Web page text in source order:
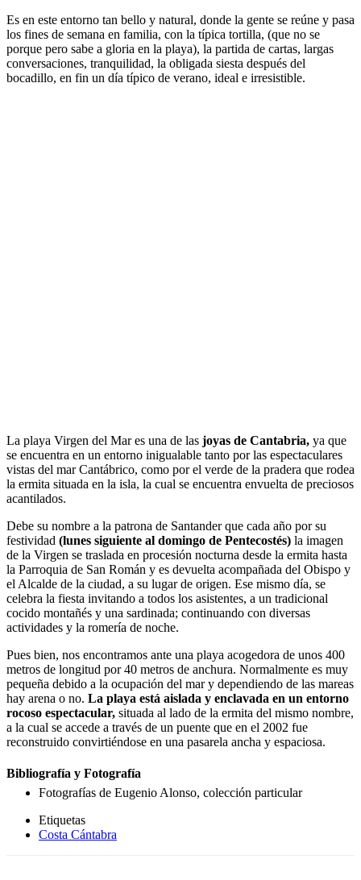
Es en este entorno tan bello y natural, donde la gente se reúne y pasa
los fines de semana en familia, con la típica tortilla, (que no se
porque pero sabe a gloria en la playa), la partida de cartas, largas
conversaciones, tranquilidad, la obligada siesta después del
bocadillo, en fin un día típico de verano, ideal e irresistible.
La playa Virgen del Mar es una de las joyas de Cantabria, ya que
se encuentra en un entorno inigualable tanto por las espectaculares
vistas del mar Cantábrico, como por el verde de la pradera que rodea
la ermita situada en la isla, la cual se encuentra envuelta de preciosos
acantilados.
Debe su nombre a la patrona de Santander que cada año por su
festividad (lunes siguiente al domingo de Pentecostés) la imagen
de la Virgen se traslada en procesión nocturna desde la ermita hasta
la Parroquia de San Román y es devuelta acompañada del Obispo y
el Alcalde de la ciudad, a su lugar de origen. Ese mismo día, se
celebra la fiesta invitando a todos los asistentes, a un tradicional
cocido montañés y una sardinada; continuando con diversas
actividades y la romería de noche.
Pues bien, nos encontramos ante una playa acogedora de unos 400
metros de longitud por 40 metros de anchura. Normalmente es muy
pequeña debido a la ocupación del mar y dependiendo de las mareas
hay arena o no. La playa está aislada y enclavada en un entorno
rocoso espectacular, situada al lado de la ermita del mismo nombre,
a la cual se accede a través de un puente que en el 2002 fue
reconstruido convirtiéndose en una pasarela ancha y espaciosa.
Bibliografía y Fotografía
Fotografías de Eugenio Alonso, colección particular
Etiquetas
Costa Cántabra